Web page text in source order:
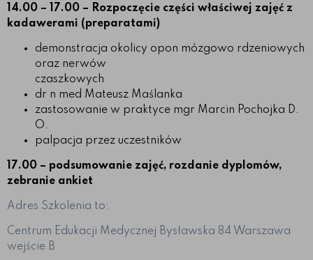
14.00 – 17.00 – Rozpoczęcie części właściwej zajęć z
kadawerami (preparatami)
demonstracja okolicy opon mózgowo rdzeniowych
oraz nerwów
czaszkowych
dr n med Mateusz Maślanka
zastosowanie w praktyce mgr Marcin Pochojka D.
O.
palpacja przez uczestników
17.00 – podsumowanie zajęć, rozdanie dyplomów,
zebranie ankiet
Adres Szkolenia to:
Centrum Edukacji Medycznej Bysławska 84 Warszawa
wejście B